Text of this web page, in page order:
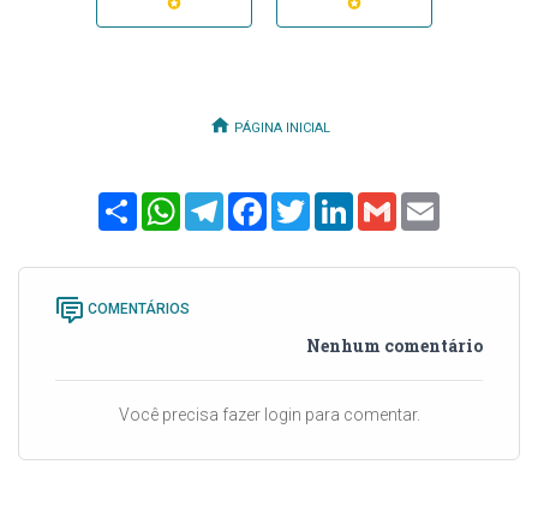
PÁGINA INICIAL
ShareWhatsAppTelegramFacebook
TwitterLinkedInGmail
COMENTÁRIOS
Nenhum comentário
Você precisa fazer login para comentar.